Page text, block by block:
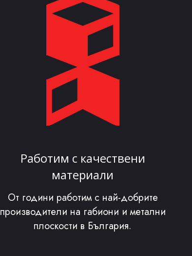
Работим с качествени
материали
От години работим с най-добрите
производители на габиони и метални
плоскости в България.